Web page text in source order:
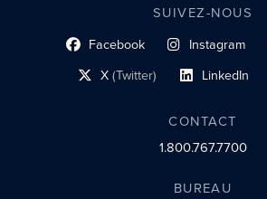
SUIVEZ-NOUS
Facebook
lien du profil social Instagram
lien vers le profil
X(Twitter)
lien vers le profil socialLinkedIn
lien vers le
CONTACT
1.800.767.7700
BUREAU